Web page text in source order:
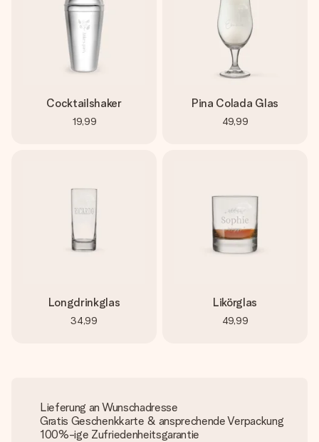
Cocktailshaker
19,99
Pina Colada Glas
49,99
Longdrinkglas
34,99
Likörglas
49,99
Lieferung an Wunschadresse
Gratis Geschenkkarte & ansprechende Verpackung
100%-ige Zufriedenheitsgarantie